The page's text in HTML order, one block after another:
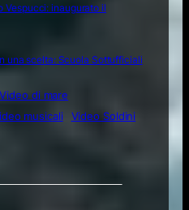
Vespucci: inaugurato il
una scelta: Scuola Sottufficiali
Video di mare
musicali
Video Soldini